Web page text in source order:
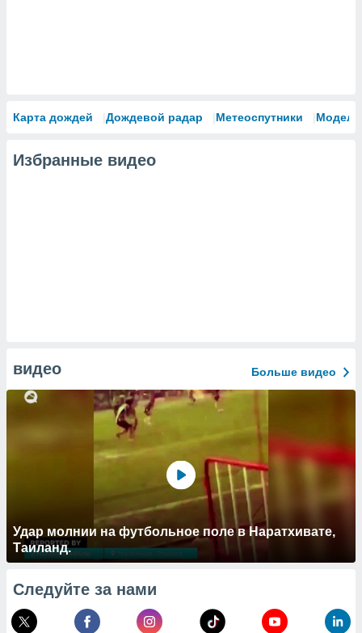
Карта дождей Дождевой радар Метеоспутники Модели
Избранные видео
видео Больше видео
Удар молнии на футбольное поле в Наратхивате,
Таиланд.
Следуйте за нами